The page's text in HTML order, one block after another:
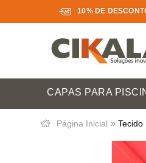
10% DE
CAPAS PARA
Página Inicial »